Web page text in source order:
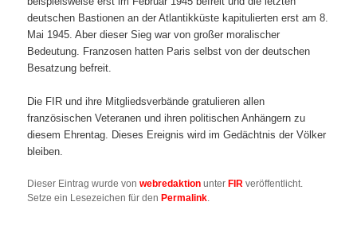
deutschen Bastionen an der Atlantikküste kapitulierten erst am 8.
Mai 1945. Aber dieser Sieg war von großer moralischer
Bedeutung. Franzosen hatten Paris selbst von der deutschen
Besatzung befreit.
Die FIR und ihre Mitgliedsverbände gratulieren allen
französischen Veteranen und ihren politischen Anhängern zu
diesem Ehrentag. Dieses Ereignis wird im Gedächtnis der Völker
bleiben.
Dieser Eintrag wurde vonwebredaktion unterFIR veröffentlicht.
Setze ein Lesezeichen für denPermalink.